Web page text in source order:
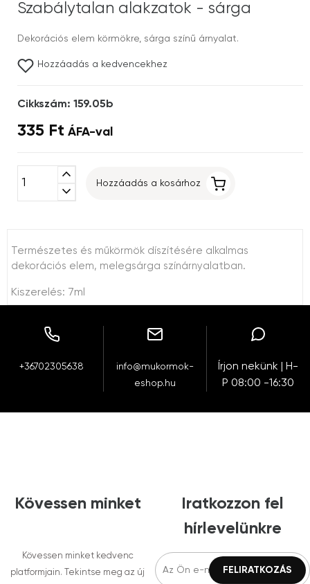
Szabálytalan alakzatok - sárga
Dekorációs elem körmökre, sárga színű árnyalat.
Hozzáadás a kedvencekhez
Cikkszám: 159.05b
335 Ft ÁFA-val
expand_less
expand_more
Hozzáadás a kosárhoz
Természetes és műkörmök díszítésére alkalmas
dekorációs elem, melegsárga színárnyalatban.
Kiszerelés: 7ml
+36702305638
info@mukormok-
eshop.hu
Írjon nekünk | H-
P 08:00 -16:30
Kövessen minket
Kövessen minket kedvenc
platformjain. Tekintse meg az új
Iratkozzon fel
hírlevelünkre